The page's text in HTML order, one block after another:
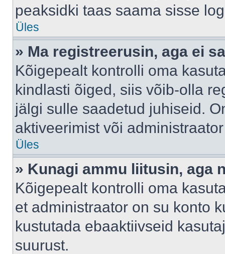
peaksidki taas saama sisse
Üles
» Ma registreerusin, aga ei
Kõigepealt kontrolli oma
kindlasti õiged, siis võib-olla
jälgi sulle saadetud juhiseid.
aktiveerimist või
Üles
» Kunagi ammu liitusin, aga
Kõigepealt kontrolli oma
et administraator on su konto
kustutada ebaaktiivseid
suurust.